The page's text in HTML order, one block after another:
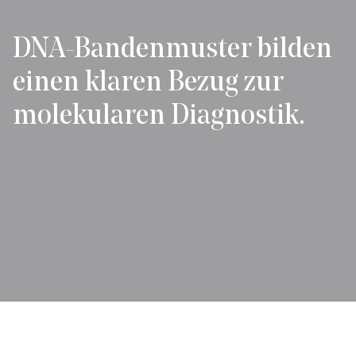
DNA-Bandenmuster bilden
einen klaren Bezug zur
molekularen Diagnostik.